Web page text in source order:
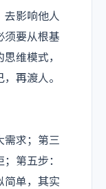
去影响他人
须要从根基
维模式，
再渡人。
需求；第三
第五步：
简单，其实